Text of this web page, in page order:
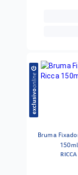
Bruma
150ml
RICCA